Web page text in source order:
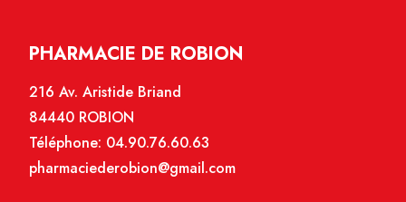
PHARMACIE DE ROBION
216 Av. Aristide Briand
84440 ROBION
Téléphone: 04.90.76.60.63
pharmaciederobion@gmail.com